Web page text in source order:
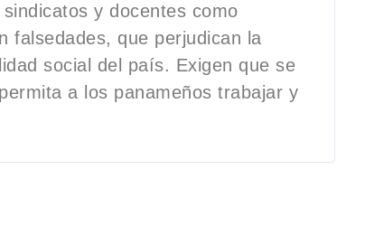
y docentes como
falsedades, que perjudican la
social del país. Exigen que se
a los panameños trabajar y